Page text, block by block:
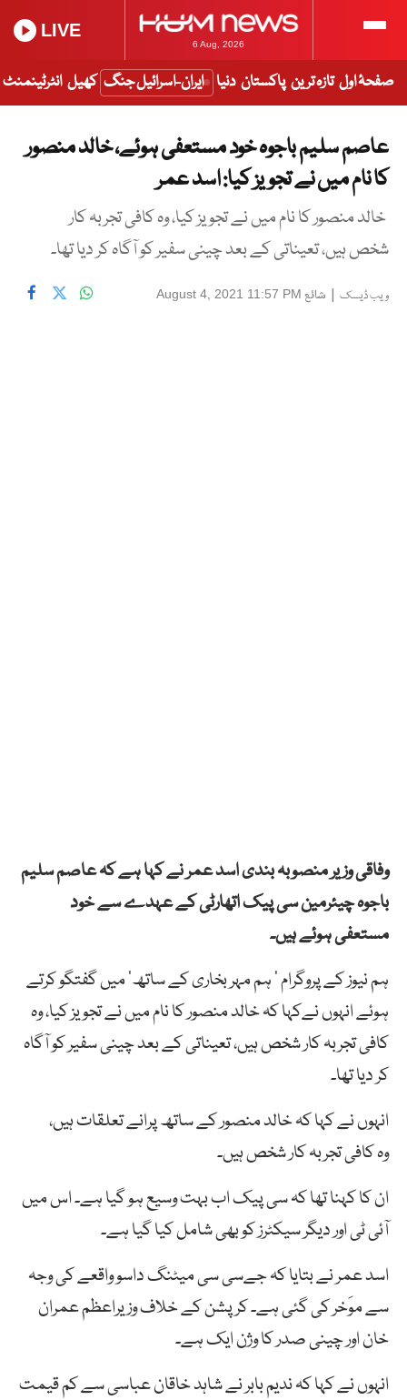
6 Aug, 2026
LIVE
صفحۂ اول تازہ ترین پاکستان دنیا ایران-اسرائیل جنگ کھیل انٹرٹینمنٹ
عاصم سلیم باجوہ خود مستعفی ہوئے، خالد منصور
کا نام میں نے تجویز کیا: اسد عمر
خالد منصور کا نام میں نے تجویز کیا، وہ کافی تجربہ کار
شخص ہیں، تعیناتی کے بعد چینی سفیر کو آگاہ کر دیا تھا۔
ویب ڈیسک | شائع August 4, 2021 11:57 PM
وفاقیوزیرمنصوبہ بندیاسدعمرنےکہاہے کہعاصمسلیم
باجوہچیئرمینسیپیکاتھارٹیکےعہدےسےخود
مستعفیہوئےہیں۔
ہم نیوز کےپروگرام’ہممہربخاریکےساتھ’میںگفتگوکرتے
ہوئے انہوں نےکہا کہخالدمنصورکاناممیںنےتجویزکیا،وہ
کافیتجربہکارشخصہیں،تعیناتیکےبعدچینیسفیرکوآگاہ
کر دیاتھا۔
انہوں نے کہا کہ خالد منصور کے ساتھ پرانے تعلقات ہیں،
وہ کافی تجربہ کار شخص ہیں۔
ان کا کہنا تھا کہ سی پیک اب بہت وسیع ہو گیا ہے۔ اس میں
آئی ٹی اور دیگر سیکٹرز کو بھی شامل کیا گیا ہے۔
اسد عمر نے بتایا کہ جےسی سی میٹنگ داسو واقعے کی وجہ
سے موَخر کی گئی ہے۔ کرپشن کے خلاف وزیراعظم عمران
خان اور چینی صدر کا وژن ایک ہے۔
انہوں نے کہا کہ ندیم بابر نے شاہد خاقان عباسی سے کم قیمت